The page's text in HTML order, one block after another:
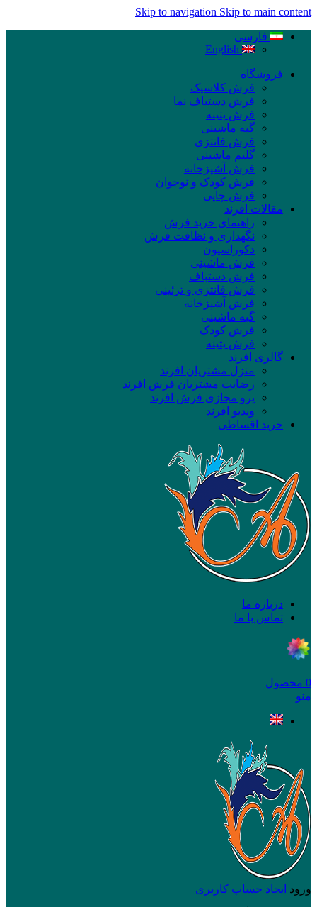
Skip to navigation Skip to main content
فارسی
English
فروشگاه
فرش کلاسیک
فرش دستباف نما
فرش پتینه
گبه ماشینی
فرش فانتزی
گلیم ماشینی
فرش آشپزخانه
فرش کودک و نوجوان
فرش چاپی
مقالات افرند
راهنمای خرید فرش
نگهداری و نظافت فرش
دکوراسیون
فرش ماشینی
فرش دستباف
فرش فانتزی و تزئینی
فرش آشپزخانه
گبه ماشینی
فرش کودک
فرش پتینه
گالری افرند
منزل مشتریان افرند
رضایت مشتریان فرش افرند
پرو مجازی فرش افرند
ویدیو افرند
خرید اقساطی
درباره ما
تماس با ما
0 محصول
منو
ورود ایجاد حساب کاربری